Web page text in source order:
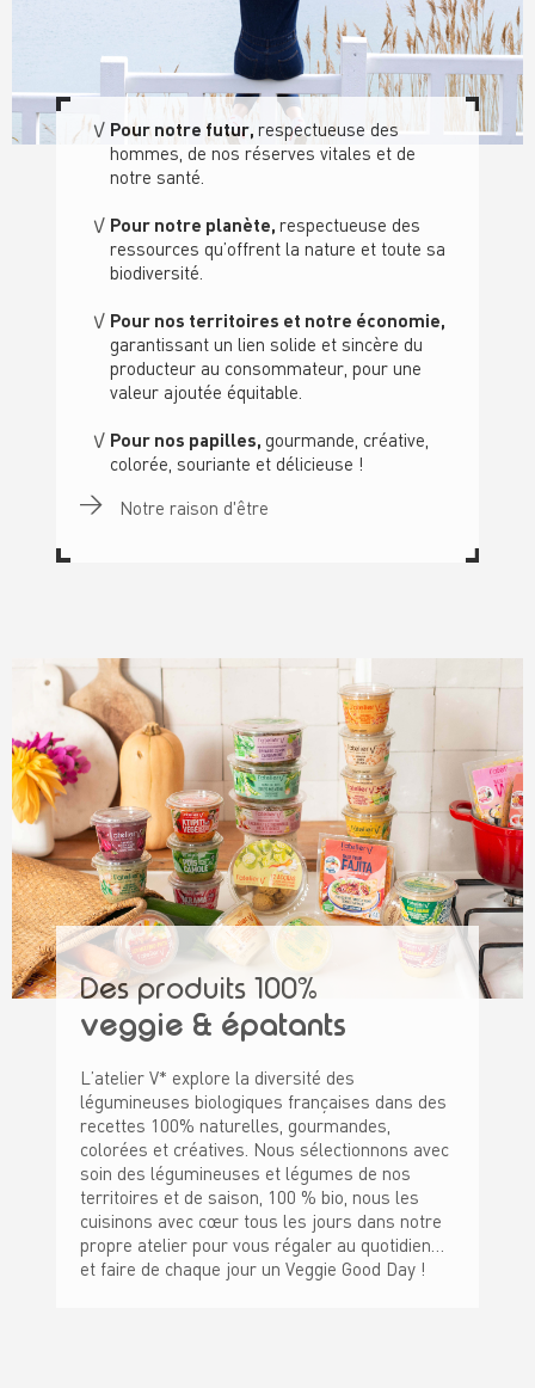
Pour notre futur,respectueuse des
hommes, de nos réserves vitales et de
notre santé.
Pour notre planète,respectueuse des
ressources qu’offrent la nature et toute sa
biodiversité.
Pour nos territoires et notre économie,
garantissant un lien solide et sincère du
producteur au consommateur, pour une
valeur ajoutée équitable.
Pour nos papilles, gourmande, créative,
colorée, souriante et délicieuse !
Notre raison d'être
Des produits 100%
veggie & épatants
L’atelier V* explore la diversité des
légumineuses biologiques françaises dans des
recettes 100% naturelles, gourmandes,
colorées et créatives. Nous sélectionnons avec
soin des légumineuses et légumes de nos
territoires et de saison, 100 % bio, nous les
cuisinons avec cœur tous les jours dans notre
propre atelier pour vous régaler au quotidien…
et faire de chaque jour un Veggie Good Day !